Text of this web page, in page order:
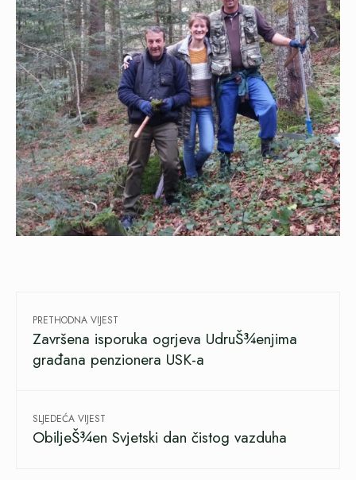
PRETHODNA VIJEST
Završena isporuka ogrjeva UdruŠ¾enjima
građana penzionera USK-a
SLJEDEĆA VIJEST
ObiljeŠ¾en Svjetski dan čistog vazduha